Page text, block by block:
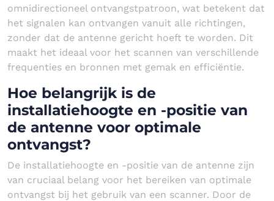
omnidirectioneel ontvangstpatroon, wat betekent dat
het signalen kan ontvangen vanuit alle richtingen,
zonder dat de antenne gericht hoeft te worden. Dit
maakt het ideaal voor het scannen van verschillende
frequenties en bronnen met gemak en efficiëntie.
Hoe belangrijk is de
installatiehoogte en -positie van
de antenne voor optimale
ontvangst?
De installatiehoogte en -positie van de antenne zijn
van cruciaal belang voor het bereiken van optimale
ontvangst bij het gebruik van een scanner. Door de